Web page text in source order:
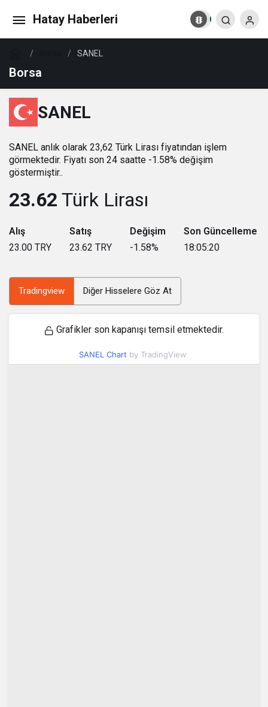
Hatay Haberleri
SANEL
Borsa
SANEL
SANEL anlık olarak 23,62 Türk Lirası fiyatından işlem
görmektedir. Fiyatı son 24 saatte -1.58% değişim
göstermiştir..
23.62 Türk Lirası
Alış
23.00 TRY
Satış
23.62 TRY
Değişim
-1.58%
Son Güncelleme
18:05:20
Tradingview Diğer Hisselere Göz At
Grafikler son kapanışı temsil etmektedir.
SANEL Chart by TradingView